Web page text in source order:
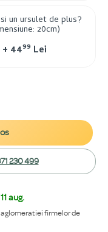
aug.
firmelor de
un ursulet de plus?
20cm)
+ 4499 Lei
230 499